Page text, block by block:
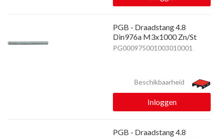
PGB - Draadstang 4.8
Din976a M3x1000 Zn/St
PG000975001003010001
Beschikbaarheid
Inloggen
PGB - Draadstang 4.8